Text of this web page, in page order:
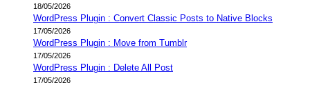
18/05/2026
WordPress Plugin : Convert Classic Posts to Native Blocks
17/05/2026
WordPress Plugin : Move from Tumblr
17/05/2026
WordPress Plugin : Delete All Post
17/05/2026